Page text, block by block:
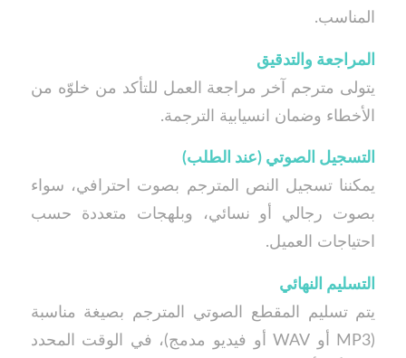
المناسب.
المراجعة والتدقيق
يتولى مترجم آخر مراجعة العمل للتأكد من خلوّه من
الأخطاء وضمان انسيابية الترجمة.
التسجيل الصوتي (عند الطلب)
يمكننا تسجيل النص المترجم بصوت احترافي، سواء
بصوت رجالي أو نسائي، وبلهجات متعددة حسب
احتياجات العميل.
التسليم النهائي
يتم تسليم المقطع الصوتي المترجم بصيغة مناسبة
(MP3 أو WAV أو فيديو مدمج)، في الوقت المحدد